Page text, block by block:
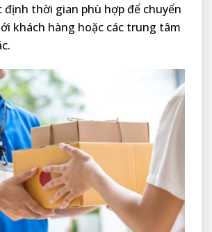
định thời gian phù hợp để chuyển
khách hàng hoặc các trung tâm